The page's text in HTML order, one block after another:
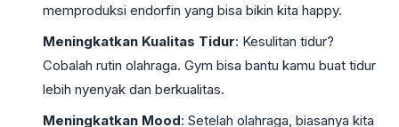
memproduksi endorfin yang bisa bikin kita happy.
Meningkatkan Kualitas Tidur: Kesulitan tidur?
Cobalah rutin olahraga. Gym bisa bantu kamu buat tidur
lebih nyenyak dan berkualitas.
Meningkatkan Mood: Setelah olahraga, biasanya kita